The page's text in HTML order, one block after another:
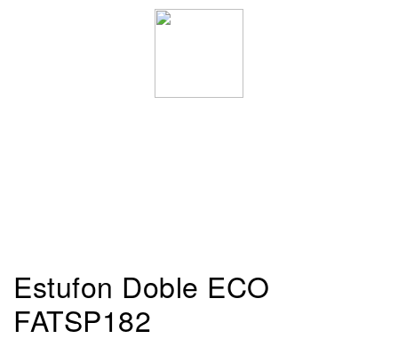
Estufon Doble ECO
FATSP182